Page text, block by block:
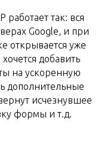
работает так: вся
Google, и при
открывается уже
добавить
на ускоренную
дополнительные
исчезнувшее
формы и т.д.